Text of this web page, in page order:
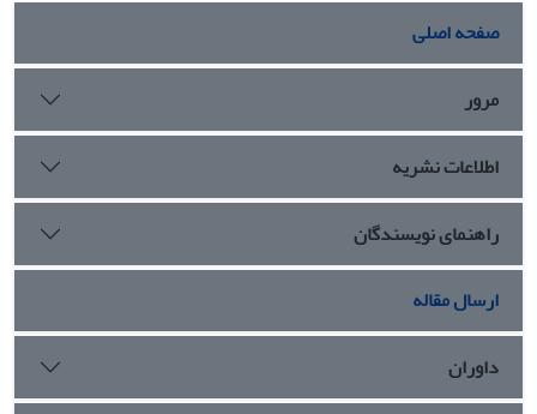
صفحه اصلی
مرور
اطلاعات نشریه
راهنمای نویسندگان
ارسال مقاله
داوران